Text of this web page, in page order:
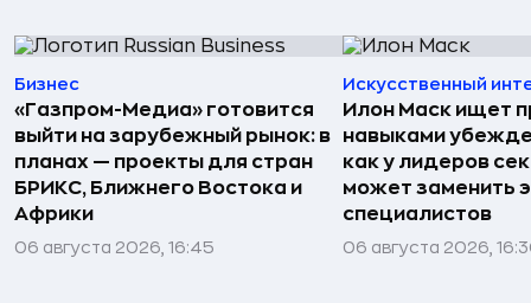
Бизнес
«Газпром-Медиа» готовится
выйти на зарубежный рынок: в
планах — проекты для стран
БРИКС, Ближнего Востока и
Африки
06 августа 2026, 16:45
Искусственный
Илон Маск ищет
навыками
как у лидеров
может заменить
специалистов
06 августа 2026,